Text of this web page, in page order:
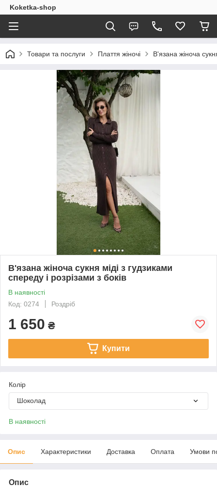
Koketka-shop
Товари та послуги Плаття жіночі В'язана жіноча
В'язана жіноча сукня міді з гудзиками
спереду і розрізами з боків
В наявності
Код: 0274
Роздріб
1 650 ₴
Купити
Колір
Шоколад
В наявності
Опис Характеристики Доставка Оплата Умови
Опис